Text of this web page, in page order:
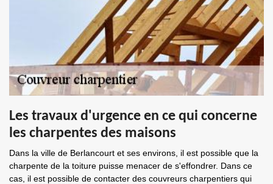
Les travaux d'urgence en ce qui concerne
les charpentes des maisons
Dans la ville de Berlancourt et ses environs, il est possible que la
charpente de la toiture puisse menacer de s'effondrer. Dans ce
cas, il est possible de contacter des couvreurs charpentiers qui